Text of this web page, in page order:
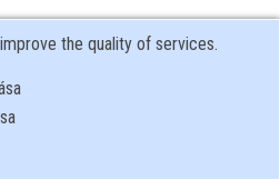
the quality of services.